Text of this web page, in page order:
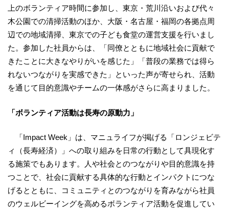
上のボランティア時間に参加し、東京・荒川沿いおよび代々
木公園での清掃活動のほか、大阪・名古屋・福岡の各拠点周
辺での地域清掃、東京での子ども食堂の運営支援を行いまし
た。参加した社員からは、「同僚とともに地域社会に貢献で
きたことに大きなやりがいを感じた」「普段の業務では得ら
れないつながりを実感できた」といった声が寄せられ、活動
を通じて目的意識やチームの一体感がさらに高まりました。
「ボランティア活動は長寿の原動力」
「Impact Week」は、マニュライフが掲げる「ロンジェビテ
ィ（長寿経済）」への取り組みを日常の行動として具現化す
る施策でもあります。人や社会とのつながりや目的意識を持
つことで、社会に貢献する具体的な行動とインパクトにつな
げるとともに、コミュニティとのつながりを育みながら社員
のウェルビーイングを高めるボランティア活動を促進してい